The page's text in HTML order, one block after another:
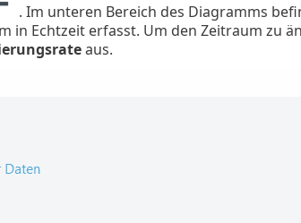
. Im unteren Bereich des Diagramms
in Echtzeit erfasst. Um den Zeitraum zu
aus.